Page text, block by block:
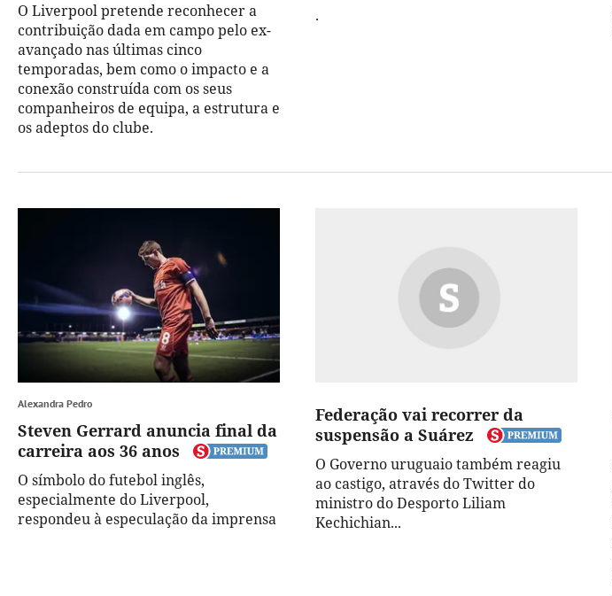
O Liverpool pretende reconhecer a
contribuição dada em campo pelo ex-
avançado nas últimas cinco
temporadas, bem como o impacto e a
conexão construída com os seus
companheiros de equipa, a estrutura e
os adeptos do clube.
.
Alexandra Pedro
Steven Gerrard anuncia final da
carreira aos 36 anos
O símbolo do futebol inglês,
especialmente do Liverpool,
respondeu à especulação da imprensa
Federação vai recorrer da
suspensão a Suárez
O Governo uruguaio também reagiu
ao castigo, através do Twitter do
ministro do Desporto Liliam
Kechichian...